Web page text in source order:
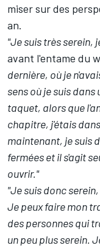
miser sur des
an.
"Je suis très serein,
avant l'entame du
dernière, où je
sens où je suis
taquet, alors que
chapitre, j'étais
maintenant, je suis
fermées et il s'agit
ouvrir."
"Je suis donc
Je peux faire mon
des personnes qui
un peu plus serein.